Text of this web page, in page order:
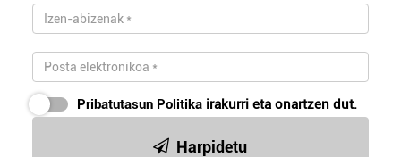
Pribatutasun Politika irakurri eta onartzen dut.
Harpidetu